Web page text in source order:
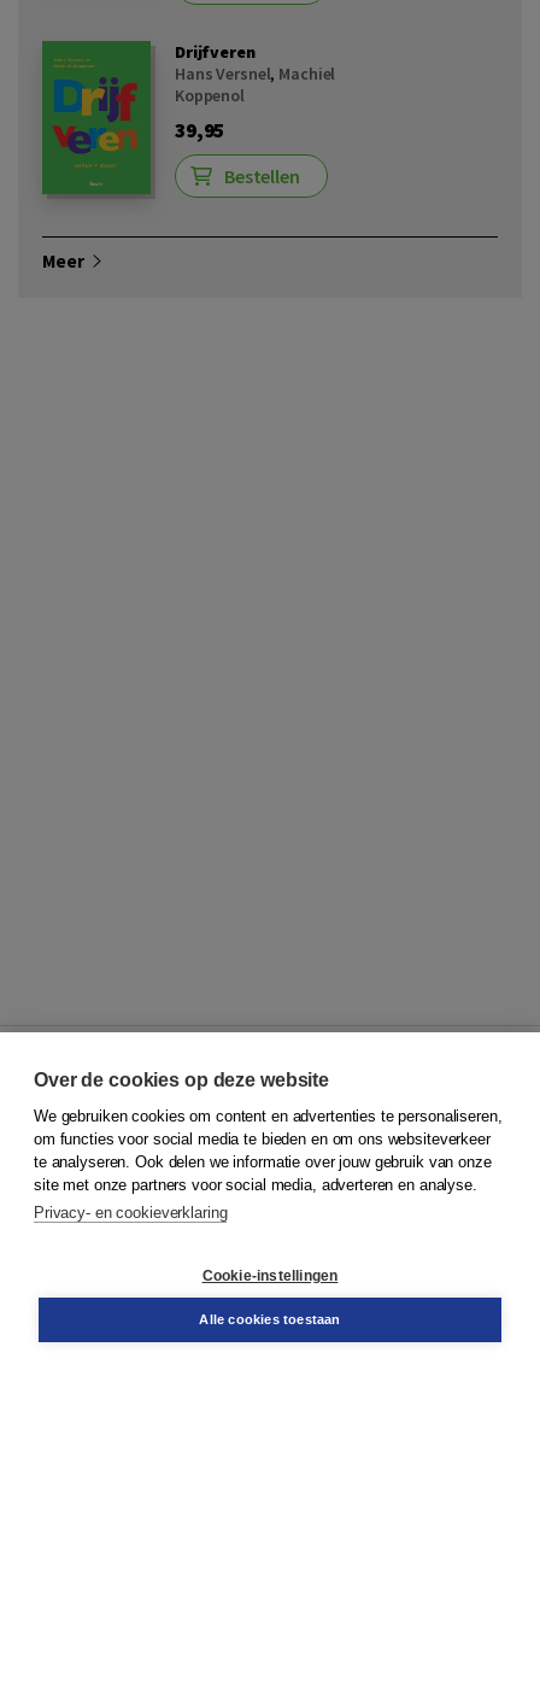
Drijfveren
Hans Versnel, Machiel
Koppenol
39,95
Bestellen
Meer
© 2026Koninklijke Boom uitgevers
Klantenservice
Service & informatie
Contact
Over de cookies op deze website
We gebruiken cookies om content en advertenties te personaliseren,
om functies voor social media te bieden en om ons websiteverkeer
te analyseren. Ook delen we informatie over jouw gebruik van onze
site met onze partners voor social media, adverteren en analyse.
Privacy- en cookieverklaring
Cookie-instellingen
Alle cookies toestaan